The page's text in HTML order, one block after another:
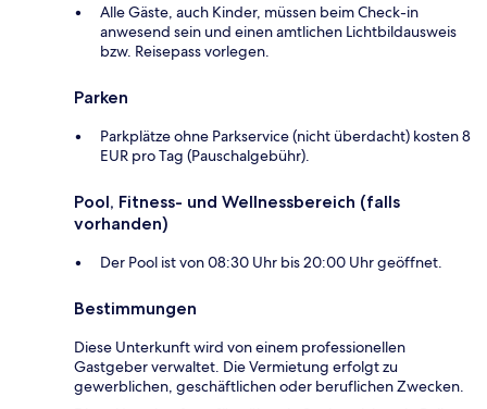
Alle Gäste, auch Kinder, müssen beim Check-in
anwesend sein und einen amtlichen Lichtbildausweis
bzw. Reisepass vorlegen.
Parken
Parkplätze ohne Parkservice (nicht überdacht) kosten 8
EUR pro Tag (Pauschalgebühr).
Pool, Fitness- und Wellnessbereich (falls
vorhanden)
Der Pool ist von 08:30 Uhr bis 20:00 Uhr geöffnet.
Bestimmungen
Diese Unterkunft wird von einem professionellen
Gastgeber verwaltet. Die Vermietung erfolgt zu
gewerblichen, geschäftlichen oder beruflichen Zwecken.